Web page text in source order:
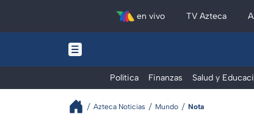
en vivo TV Azteca
Política Finanzas Salud y
Azteca Noticias Mundo Nota